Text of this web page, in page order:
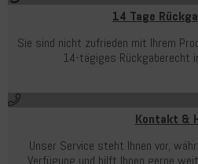
14 Tage
Sie sind nicht zufrieden mit Ihrem
14-tägiges Rückgaberecht
Kontakt &
Unser Service steht Ihnen vor,
Verfügung und hilft Ihnen gerne